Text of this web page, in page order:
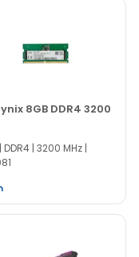
8GB DDR4 3200
DDR4 | 3200 MHz |